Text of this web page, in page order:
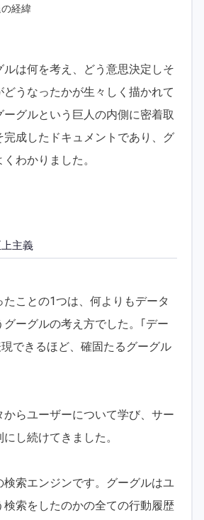
経緯
ルは何を考え、どう意思決定しそ
うなったかが生々しく描かれて
グルという巨人の内側に密着取
完成したドキュメントであり、グ
わかりました。
主義
ことの1つは、何よりもデータ
グーグルの考え方でした。｢デー
できるほど、確固たるグーグル
からユーザーについて学び、サー
し続けてきました。
索エンジンです。グーグルはユ
検索をしたのかの全ての行動履歴